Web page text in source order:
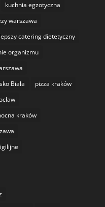
kuchnia egzotyczna
warszawa
catering dietetyczny
organizmu
Biała
pizza kraków
kraków